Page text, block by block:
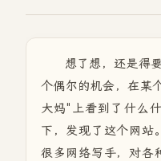
想了想，还是得
个偶尔的机会，在某
大妈"上看到了什么
下，发现了这个网站
很多网络写手，对各